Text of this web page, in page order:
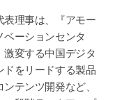
表理事は、『アモー
ベーションセンタ
激変する中国デジタ
ドをリードする製品
テンツ開発など、